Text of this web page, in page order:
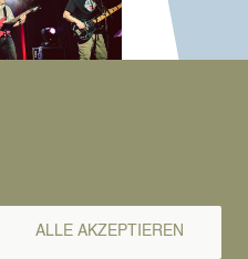
ALLE AKZEPTIEREN